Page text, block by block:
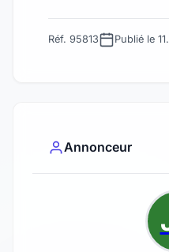
Réf. 95813 Publié le
Annonceur